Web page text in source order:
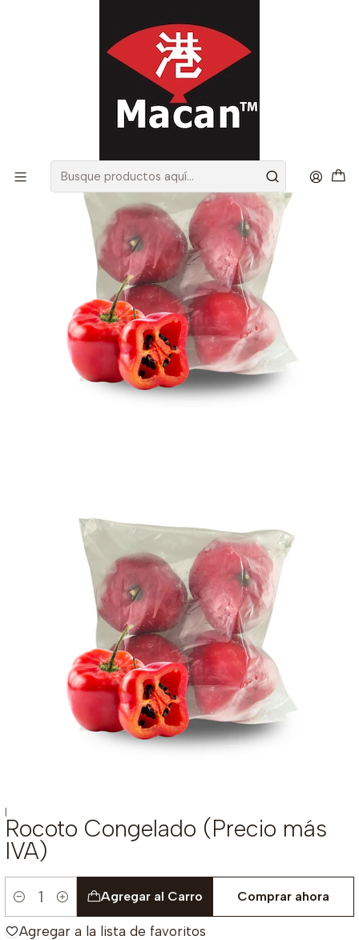
Todos los Productos
Todos los Productos
Rocoto Congelado (Precio más IVA)
|
Rocoto Congelado (Precio más
IVA)
Cantidad
Agregar al Carro Comprar ahora
Agregar a la lista de favoritos